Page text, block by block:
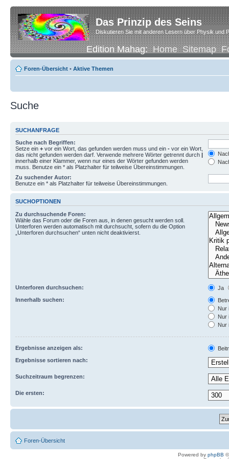
Das Prinzip des Seins
Diskutieren Sie mit anderen Lesern über Physik und
Edition Mahag:Home Sitemap
Foren-Übersicht • Aktive Themen
Suche
SUCHANFRAGE
Suche nach Begriffen:
Setze ein + vor ein Wort, das gefunden werden muss und ein - vor ein Wort,
das nicht gefunden werden darf. Verwende mehrere Wörter getrennt durch |
innerhalb einer Klammer, wenn nur eines der Wörter gefunden werden
muss. Benutze ein * als Platzhalter für teilweise Übereinstimmungen.
Zu suchender Autor:
Benutze ein * als Platzhalter für teilweise Übereinstimmungen.
SUCHOPTIONEN
Zu durchsuchende Foren:
Wähle das Forum oder die Foren aus, in denen gesucht werden soll.
Unterforen werden automatisch mit durchsucht, sofern du die Option
„Unterforen durchsuchen“ unten nicht deaktivierst.
Unterforen durchsuchen:
Ja
Innerhalb suchen:
Nur
Nur
Nur
Ergebnisse anzeigen als:
Ergebnisse sortieren nach:
Suchzeitraum begrenzen:
Die ersten:
Foren-Übersicht
Powered by phpBB